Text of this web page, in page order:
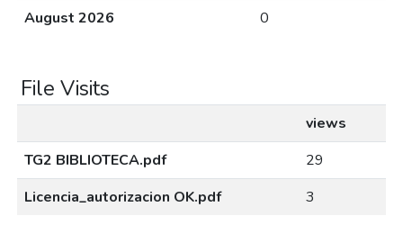
August 2026
0
File Visits
views
TG2 BIBLIOTECA.pdf
29
Licencia_autorizacion OK.pdf
3